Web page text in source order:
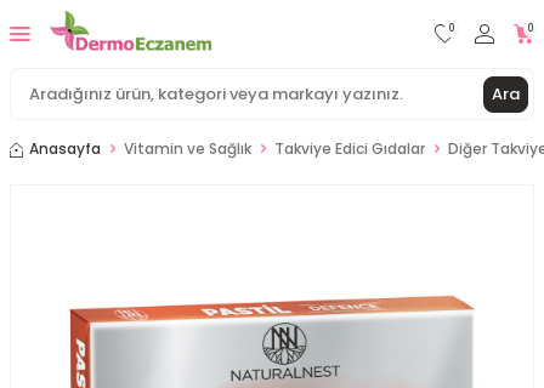
Ara
0 0
Anasayfa Vitamin ve Sağlık Takviye Edici Gıdalar Diğer